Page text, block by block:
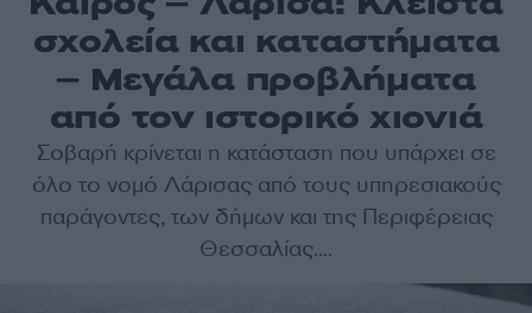
σχολεία και καταστήματα
– Μεγάλα προβλήματα
από τον ιστορικό χιονιά
Σοβαρή κρίνεται η κατάσταση που υπάρχει σε
όλο το νομό Λάρισας από τους υπηρεσιακούς
παράγοντες, των δήμων και της Περιφέρειας
Θεσσαλίας....